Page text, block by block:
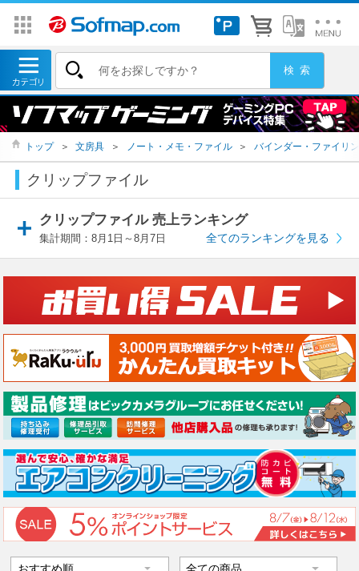
トップ ＞ 文房具 ＞ ノート・メモ・ファイル ＞ バインダー・ファイリ
クリップファイル
クリップファイル 売上ランキング
集計期間：8月1日～8月7日 全てのランキングを見る